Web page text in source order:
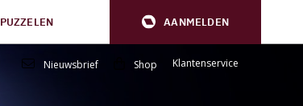
PUZZELEN AANMELDEN
Nieuwsbrief Shop Klantenservice